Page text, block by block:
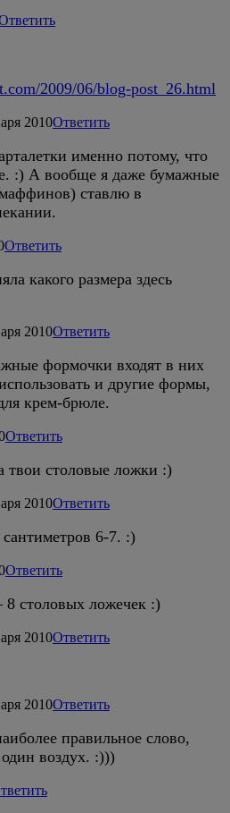
2009/06/blog-post_26.html
2010Ответить
именно потому, что
:) А вообще я даже бумажные
ставлю в
Ответить
какого размера здесь
2010Ответить
формочки входят в них
и другие формы,
крем-брюле.
Ответить
твои столовые ложки :)
2010Ответить
6-7. :)
Ответить
столовых ложечек :)
2010Ответить
2010Ответить
правильное слово,
воздух. :)))